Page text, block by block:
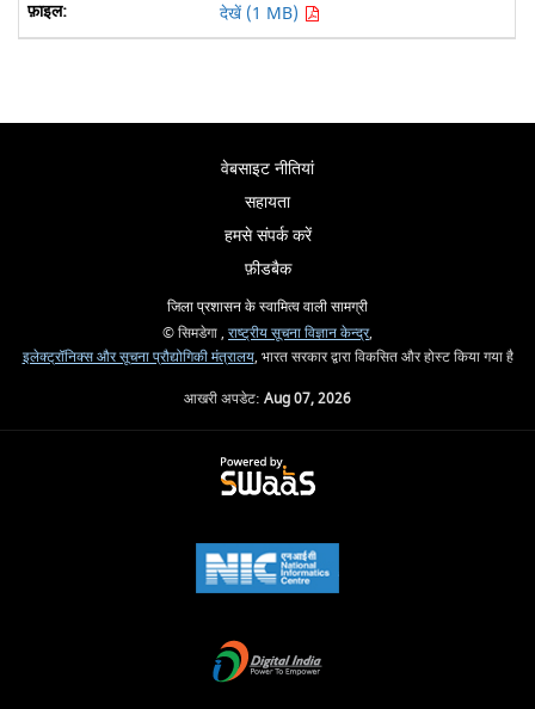
देखें (1 MB)
वेबसाइट नीतियां
सहायता
हमसे संपर्क करें
फ़ीडबैक
जिला प्रशासन के स्वामित्व वाली सामग्री
© सिमडेगा , राष्ट्रीय सूचना विज्ञान केन्द्र,
इलेक्ट्रॉनिक्स और सूचना प्रौद्योगिकी मंत्रालय, भारत सरकार द्वारा विकसित और होस्ट किया गया है
आखरी अपडेट: Aug 07, 2026